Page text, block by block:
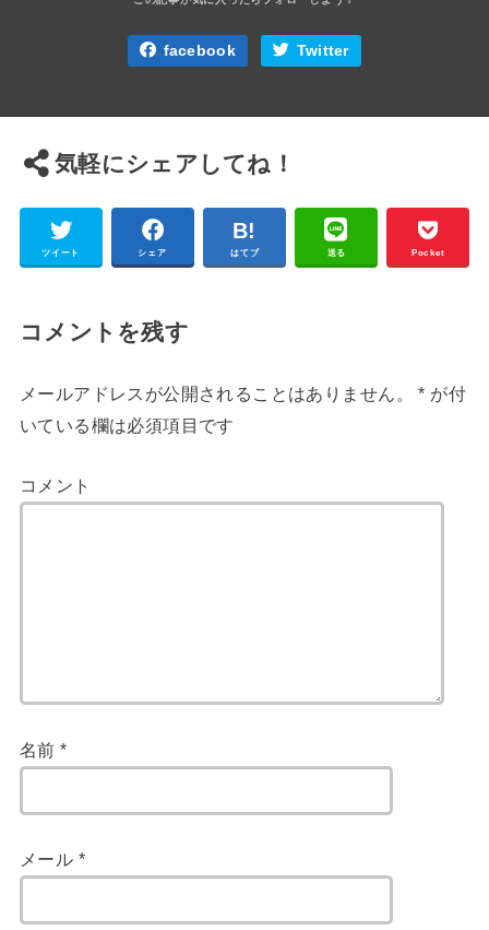
facebook Twitter
気軽にシェアしてね！
ツイート シェア はてブ 送る Pocket
コメントを残す
メールアドレスが公開されることはありません。 * が付
いている欄は必須項目です
コメント
名前*
メール *